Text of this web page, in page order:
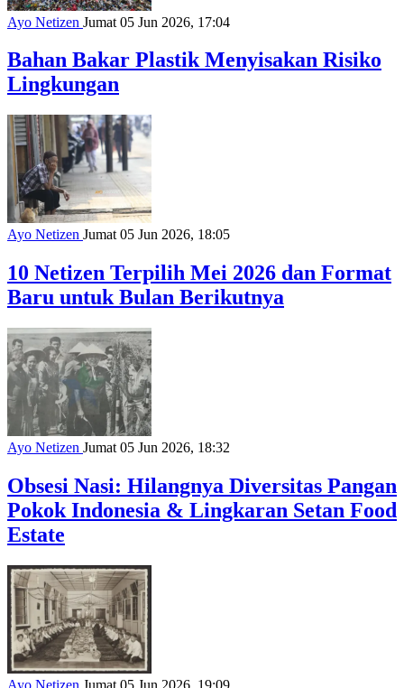
Ayo Netizen Jumat 05 Jun 2026, 17:04
Bahan Bakar Plastik Menyisakan Risiko
Lingkungan
Ayo Netizen Jumat 05 Jun 2026, 18:05
10 Netizen Terpilih Mei 2026 dan Format
Baru untuk Bulan Berikutnya
Ayo Netizen Jumat 05 Jun 2026, 18:32
Obsesi Nasi: Hilangnya Diversitas Pangan
Pokok Indonesia & Lingkaran Setan Food
Estate
Ayo Netizen Jumat 05 Jun 2026, 19:09